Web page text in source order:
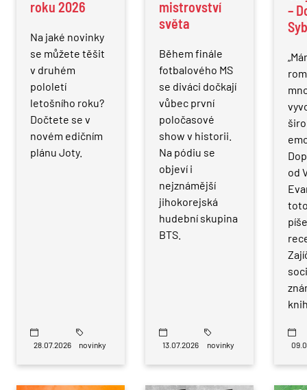
roku 2026
Na jaké novinky
se můžete těšit
v druhém
pololetí
letošního roku?
Dočtete se v
novém edičním
plánu Joty.
28.07.2026 novinky
mistrovství
světa
Během finále
fotbalového MS
se diváci dočkají
vůbec první
poločasové
show v historii.
Na pódiu se
objeví i
nejznámější
jihokorejská
hudební skupina
BTS.
13.07.2026 novinky
–
od